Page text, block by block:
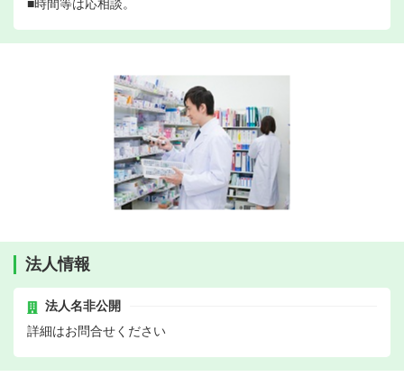
■時間等は応相談。
法人情報
法人名非公開
詳細はお問合せください